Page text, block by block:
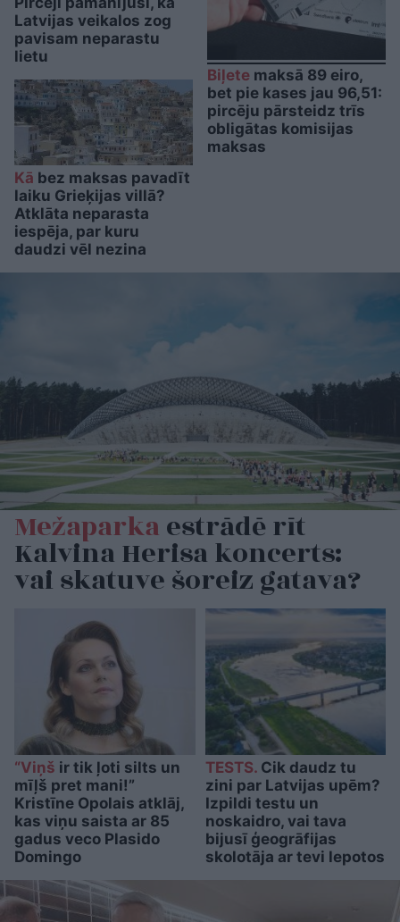
Latvijas veikalos zog
pavisam neparastu
lietu
Kā bez maksas pavadīt
laiku Grieķijas villā?
Atklāta neparasta
iespēja, par kuru
daudzi vēl nezina
Biļete maksā 89 eiro,
bet pie kases jau 96,51:
pircēju pārsteidz trīs
obligātas komisijas
maksas
Mežaparkaestrādē rīt
Kalvina Herisa koncerts:
vai skatuve šoreiz gatava?
“Viņš ir tik ļoti silts un
mīļš pret mani!”
Kristīne Opolais atklāj,
kas viņu saista ar 85
gadus veco Plasido
Domingo
TESTS.Cik daudz tu
zini par Latvijas upēm?
Izpildi testu un
noskaidro, vai tava
bijusī ģeogrāfijas
skolotāja ar tevi lepotos